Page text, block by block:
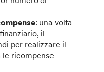
: una volta
il
per realizzare il
le ricompense